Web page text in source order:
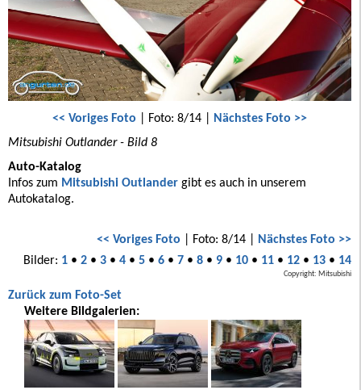
<< Voriges Foto | Foto: 8/14 | Nächstes Foto >>
Mitsubishi Outlander - Bild 8
Auto-Katalog
Infos zum Mitsubishi Outlander gibt es auch in unserem
Autokatalog.
<< Voriges Foto | Foto: 8/14 | Nächstes Foto >>
Bilder: 1• 2• 3• 4• 5• 6• 7• 8• 9• 10• 11• 12• 13• 14
Copyright: Mitsubishi
Zurück zum Foto-Set
Weitere Bildgalerien: